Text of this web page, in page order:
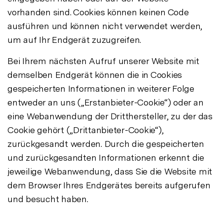
vorhanden sind. Cookies können keinen Code
ausführen und können nicht verwendet werden,
um auf Ihr Endgerät zuzugreifen.
Bei Ihrem nächsten Aufruf unserer Website mit
demselben Endgerät können die in Cookies
gespeicherten Informationen in weiterer Folge
entweder an uns („Erstanbieter-Cookie“) oder an
eine Webanwendung der Dritthersteller, zu der das
Cookie gehört („Drittanbieter-Cookie“),
zurückgesandt werden. Durch die gespeicherten
und zurückgesandten Informationen erkennt die
jeweilige Webanwendung, dass Sie die Website mit
dem Browser Ihres Endgerätes bereits aufgerufen
und besucht haben.